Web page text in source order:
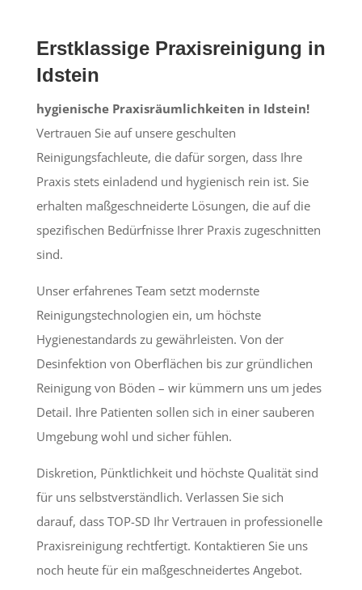
Erstklassige Praxisreinigung in
Idstein
hygienische Praxisräumlichkeiten in Idstein!
Vertrauen Sie auf unsere geschulten
Reinigungsfachleute, die dafür sorgen, dass Ihre
Praxis stets einladend und hygienisch rein ist. Sie
erhalten maßgeschneiderte Lösungen, die auf die
spezifischen Bedürfnisse Ihrer Praxis zugeschnitten
sind.
Unser erfahrenes Team setzt modernste
Reinigungstechnologien ein, um höchste
Hygienestandards zu gewährleisten. Von der
Desinfektion von Oberflächen bis zur gründlichen
Reinigung von Böden – wir kümmern uns um jedes
Detail. Ihre Patienten sollen sich in einer sauberen
Umgebung wohl und sicher fühlen.
Diskretion, Pünktlichkeit und höchste Qualität sind
für uns selbstverständlich. Verlassen Sie sich
darauf, dass TOP-SD Ihr Vertrauen in professionelle
Praxisreinigung rechtfertigt. Kontaktieren Sie uns
noch heute für ein maßgeschneidertes Angebot.